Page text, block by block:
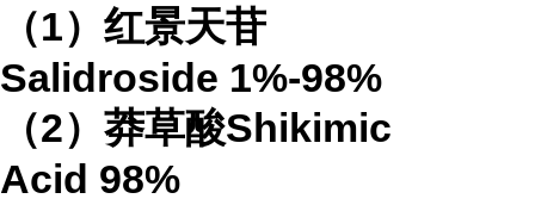
（1）红景天苷
Salidroside 1%-98%
（2）莽草酸Shikimic
Acid 98%